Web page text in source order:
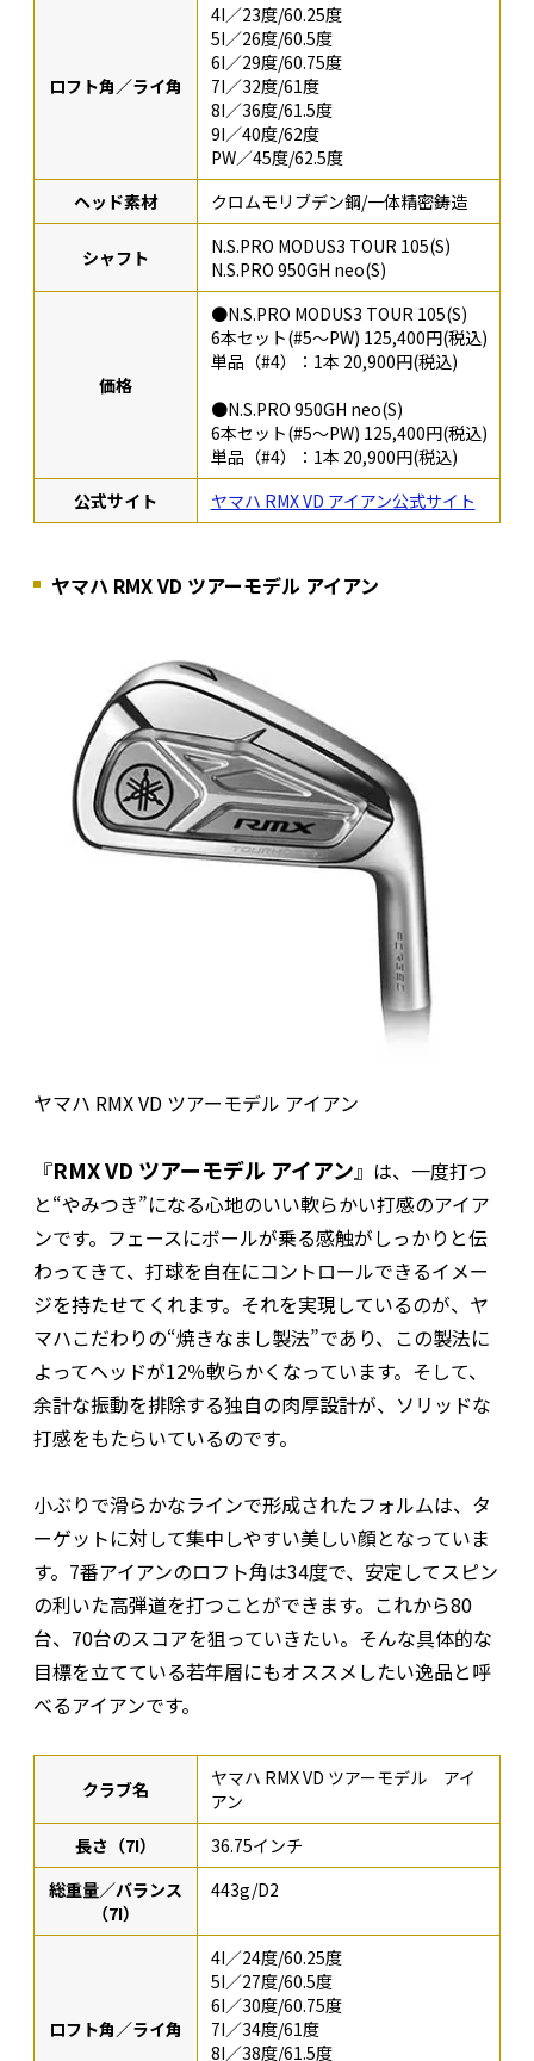
ロフト角／ライ角
4I／23度/60.25度
5I／26度/60.5度
6I／29度/60.75度
7I／32度/61度
8I／36度/61.5度
9I／40度/62度
PW／45度/62.5度
ヘッド素材
クロムモリブデン鋼/一体精密鋳造
シャフト
N.S.PRO MODUS3 TOUR 105(S)
N.S.PRO 950GH neo(S)
価格
●N.S.PRO MODUS3 TOUR 105(S)
6本セット(#5～PW) 125,400円(税込)
単品（#4）：1本 20,900円(税込)
●N.S.PRO 950GH neo(S)
6本セット(#5～PW) 125,400円(税込)
単品（#4）：1本 20,900円(税込)
公式サイト
ヤマハ RMX VD アイアン公式サイト
ヤマハ RMX VD ツアーモデル アイアン
ヤマハ RMX VD ツアーモデル アイアン
『RMX VD ツアーモデル アイアン』は、一度打つ
と“やみつき”になる心地のいい軟らかい打感のアイア
ンです。フェースにボールが乗る感触がしっかりと伝
わってきて、打球を自在にコントロールできるイメー
ジを持たせてくれます。それを実現しているのが、ヤ
マハこだわりの“焼きなまし製法”であり、この製法に
よってヘッドが12％軟らかくなっています。そして、
余計な振動を排除する独自の肉厚設計が、ソリッドな
打感をもたらいているのです。
小ぶりで滑らかなラインで形成されたフォルムは、タ
ーゲットに対して集中しやすい美しい顔となっていま
す。7番アイアンのロフト角は34度で、安定してスピン
の利いた高弾道を打つことができます。これから80
台、70台のスコアを狙っていきたい。そんな具体的な
目標を立てている若年層にもオススメしたい逸品と呼
べるアイアンです。
クラブ名
ヤマハ RMX VD ツアーモデル アイ
アン
長さ（7I）
36.75インチ
総重量／バランス
（7I）
443g/D2
ロフト角／ライ角
4I／24度/60.25度
5I／27度/60.5度
6I／30度/60.75度
7I／34度/61度
8I／38度/61.5度